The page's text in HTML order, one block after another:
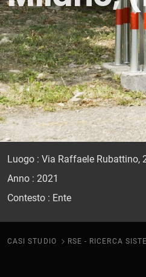
Luogo : Via Raffaele Rubattino,
Anno : 2021
Contesto : Ente
CASI STUDIO